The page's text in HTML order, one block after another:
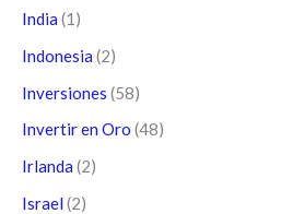
India (1)
Indonesia (2)
Inversiones (58)
Invertir en Oro (48)
Irlanda (2)
Israel (2)